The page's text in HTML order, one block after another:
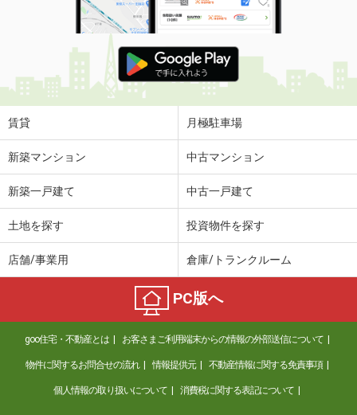
賃貸 月極駐車場
新築マンション 中古マンション
新築一戸建て 中古一戸建て
土地を探す 投資物件を探す
店舗/事業用 倉庫/トランクルーム
PC版へ
goo住宅・不動産とは お客さまご利用端末からの情報の外部送信について
物件に関するお問合せの流れ 情報提供元 不動産情報に関する免責事項
個人情報の取り扱いについて 消費税に関する表記について